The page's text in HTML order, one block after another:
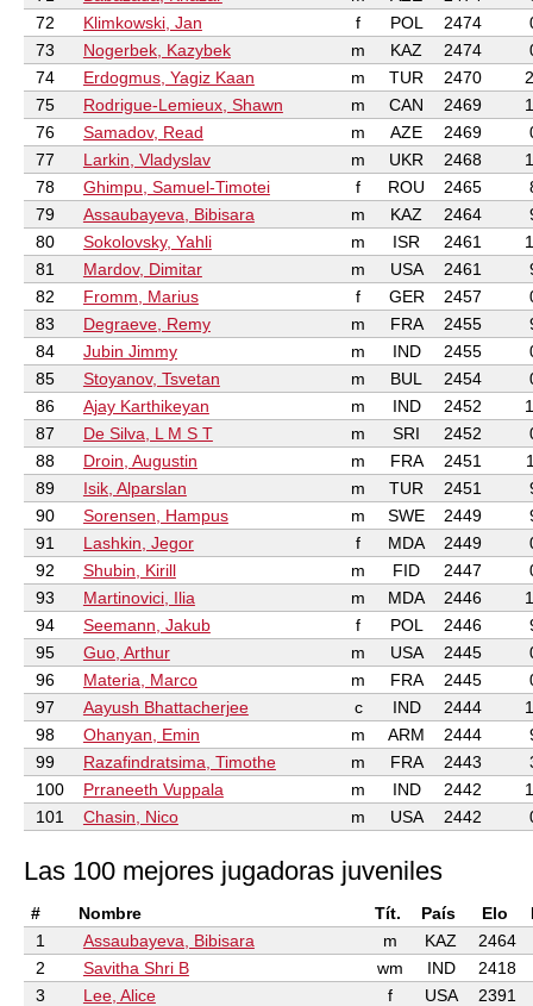
72
Klimkowski, Jan f POL 2474
73
Nogerbek, Kazybek m KAZ 2474
74
Erdogmus, Yagiz Kaan m TUR 2470
75
Rodrigue-Lemieux, Shawn m CAN 2469
76
Samadov, Read m AZE 2469
77
Larkin, Vladyslav m UKR 2468
78
Ghimpu, Samuel-Timotei f ROU 2465
79
Assaubayeva, Bibisara m KAZ 2464
80
Sokolovsky, Yahli m ISR 2461
81
Mardov, Dimitar m USA 2461
82
Fromm, Marius f GER 2457
83
Degraeve, Remy m FRA 2455
84
Jubin Jimmy m IND 2455
85
Stoyanov, Tsvetan m BUL 2454
86
Ajay Karthikeyan m IND 2452
87
De Silva, L M S T m SRI 2452
88
Droin, Augustin m FRA 2451
89
Isik, Alparslan m TUR 2451
90
Sorensen, Hampus m SWE 2449
91
Lashkin, Jegor f MDA 2449
92
Shubin, Kirill m FID 2447
93
Martinovici, Ilia m MDA 2446
94
Seemann, Jakub f POL 2446
95
Guo, Arthur m USA 2445
96
Materia, Marco m FRA 2445
97
Aayush Bhattacherjee c IND 2444
98
Ohanyan, Emin m ARM 2444
99
Razafindratsima, Timothe m FRA 2443
100
Prraneeth Vuppala m IND 2442
101
Chasin, Nico m USA 2442
Las 100 mejores jugadoras juveniles
# Nombre Tít. País Elo
1
Assaubayeva, Bibisara m KAZ
2464
2
Savitha Shri B wm IND
2418
3
Lee, Alice f USA
2391